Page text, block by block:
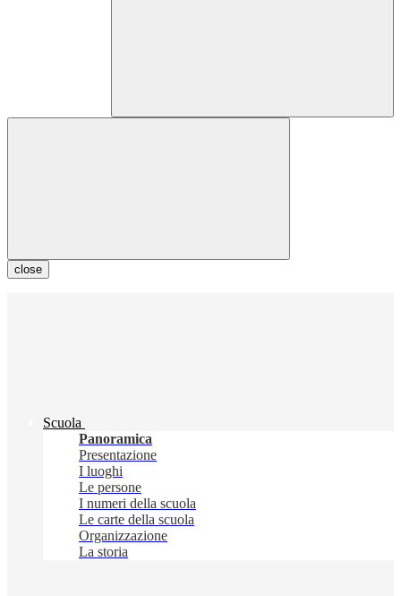
close
Scuola
Panoramica
Presentazione
I luoghi
Le persone
I numeri della scuola
Le carte della scuola
Organizzazione
La storia